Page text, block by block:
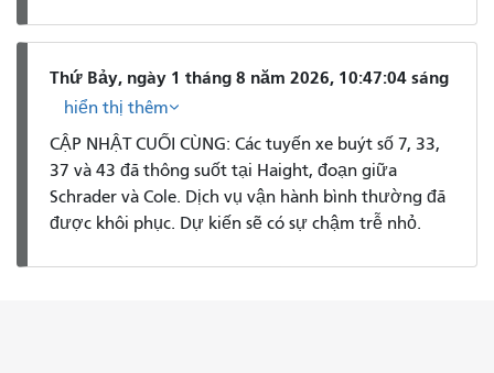
Thứ Bảy, ngày 1 tháng 8 năm 2026, 10:47:04 sáng
hiển thị thêm
CẬP NHẬT CUỐI CÙNG: Các tuyến xe buýt số 7, 33,
37 và 43 đã thông suốt tại Haight, đoạn giữa
Schrader và Cole. Dịch vụ vận hành bình thường đã
được khôi phục. Dự kiến ​​sẽ có sự chậm trễ nhỏ.